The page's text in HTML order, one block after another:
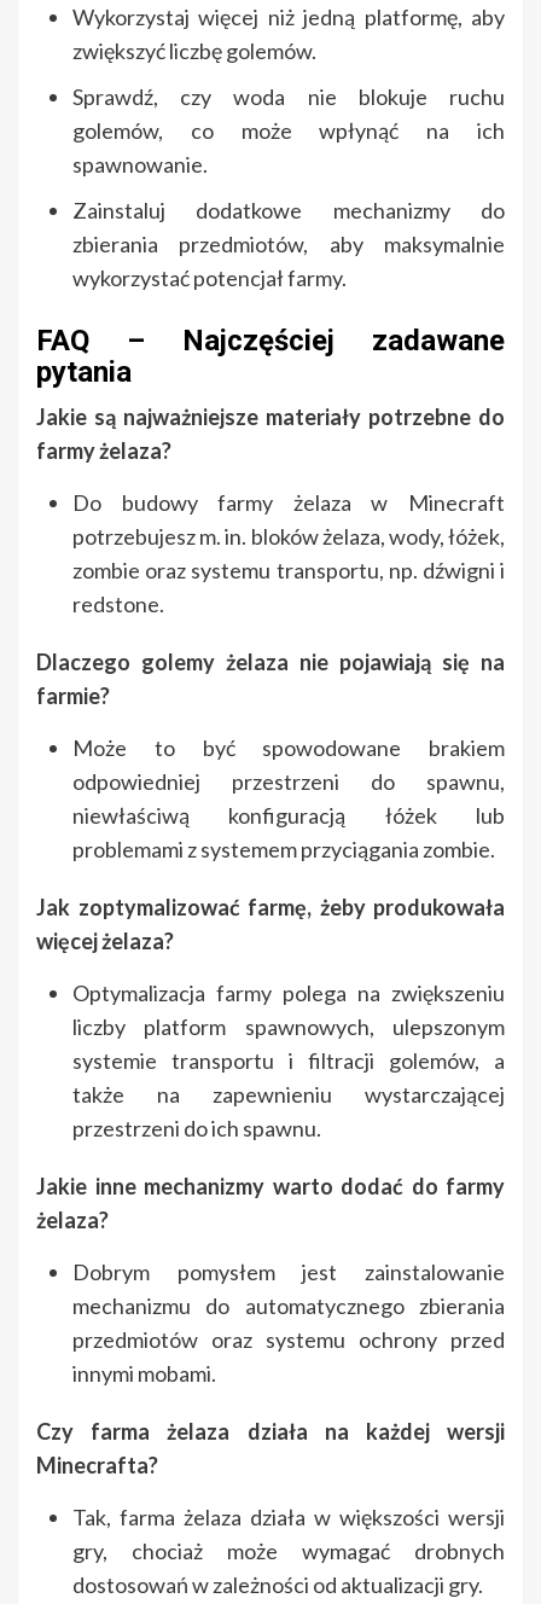
Wykorzystaj więcej niż jedną platformę, aby
zwiększyć liczbę golemów.
Sprawdź, czy woda nie blokuje ruchu
golemów, co może wpłynąć na ich
spawnowanie.
Zainstaluj dodatkowe mechanizmy do
zbierania przedmiotów, aby maksymalnie
wykorzystać potencjał farmy.
FAQ – Najczęściej zadawane
pytania
Jakie są najważniejsze materiały potrzebne do
farmy żelaza?
Do budowy farmy żelaza w Minecraft
potrzebujesz m. in. bloków żelaza, wody, łóżek,
zombie oraz systemu transportu, np. dźwigni i
redstone.
Dlaczego golemy żelaza nie pojawiają się na
farmie?
Może to być spowodowane brakiem
odpowiedniej przestrzeni do spawnu,
niewłaściwą konfiguracją łóżek lub
problemami z systemem przyciągania zombie.
Jak zoptymalizować farmę, żeby produkowała
więcej żelaza?
Optymalizacja farmy polega na zwiększeniu
liczby platform spawnowych, ulepszonym
systemie transportu i filtracji golemów, a
także na zapewnieniu wystarczającej
przestrzeni do ich spawnu.
Jakie inne mechanizmy warto dodać do farmy
żelaza?
Dobrym pomysłem jest zainstalowanie
mechanizmu do automatycznego zbierania
przedmiotów oraz systemu ochrony przed
innymi mobami.
Czy farma żelaza działa na każdej wersji
Minecrafta?
Tak, farma żelaza działa w większości wersji
gry, chociaż może wymagać drobnych
dostosowań w zależności od aktualizacji gry.